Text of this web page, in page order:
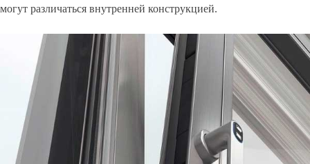
могут различаться внутренней конструкцией.